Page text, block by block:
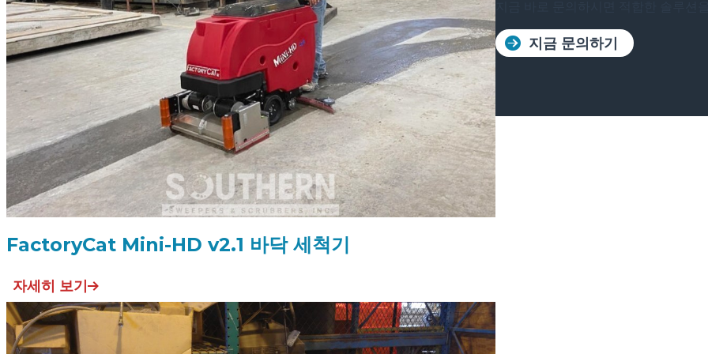
FactoryCat Mini-HD v2.1 바닥 세척기
자세히 보기
지금 문의하기